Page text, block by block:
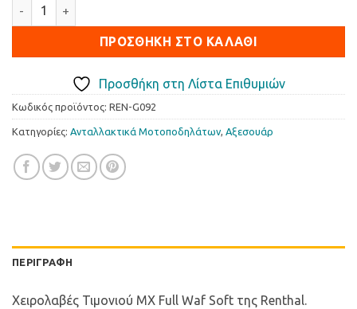
ΠΡΟΣΘΉΚΗ ΣΤΟ ΚΑΛΆΘΙ
Προσθήκη στη Λίστα Επιθυμιών
Κωδικός προϊόντος: REN-G092
Κατηγορίες: Ανταλλακτικά Μοτοποδηλάτων, Αξεσουάρ
ΠΕΡΙΓΡΑΦΉ
Χειρολαβές Τιμονιού MX Full Waf Soft της Renthal.